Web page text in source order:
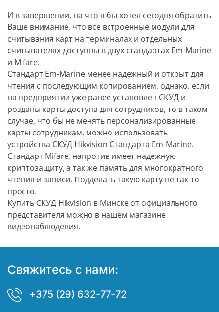
И в завершении, на что я бы хотел сегодня обратить
Ваше внимание, что все встроенные модули для
считывания карт на терминалах и отдельных
считывателях доступны в двух стандартах Em-Marine
и Mifare.
Стандарт Em-Marine менее надежный и открыт для
чтения с последующим копированием, однако, если
на предприятии уже ранее установлен СКУД и
розданы карты доступа для сотрудников, то в таком
случае, что бы не менять персонализированные
карты сотрудникам, можно использовать
устройства СКУД Hikvision Стандарта Em-Marine.
Стандарт Mifare, напротив имеет надежную
криптозащиту, а так же память для многократного
чтения и записи. Подделать такую карту не так-то
просто.
Купить СКУД Hikvision в Минске от официального
представителя можно в нашем магазине
видеонаблюдения.
Свяжитесь с нами:
+375 (29) 632-77-72